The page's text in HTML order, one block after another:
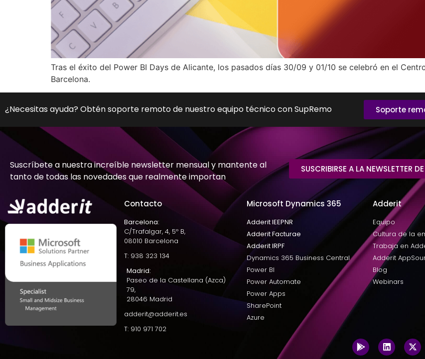
Tras el éxito del Power BI Days de Alicante, los pasados días 30/09 y 01/10 se celebró en el
Barcelona.
¿Necesitas ayuda? Obtén soporte remoto de nuestro equipo técnico con SupRemo Soporte
Suscríbete a nuestra increíble newsletter mensual y mantente al
tanto de todas las novedades que realmente importan
SUSCRIBIRSE A LA NEWSLETTER
Contacto
Barcelona:
C/Trafalgar, 4, 5º B,
08010 Barcelona
T: 938 323 134
Madrid:
Paseo de la Castellana (Azca)
79,
28046 Madrid
adderit@adderit.es
T: 910 971 702
Microsoft Dynamics 365
Adderit IEEPNR
Adderit Facturae
Adderit IRPF
Dynamics 365 Business Central
Power BI
Power Automate
Power Apps
SharePoint
Azure
Adderit
Equipo
Cultura de la
Trabaja en
Adderit
Blog
Webinars